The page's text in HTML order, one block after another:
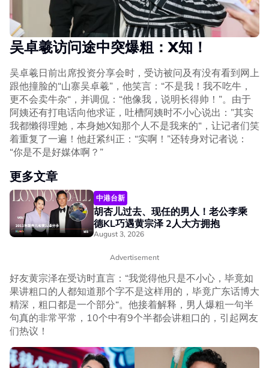
吴卓羲访问途中突爆粗：X知！
吴卓羲日前出席投资分享会时，受访被问及有没有看到网上
跟他撞脸的“山寨吴卓羲”，他笑言：“不是我！我不吃牛，
更不会卖牛杂“，并调侃：“他像我，说明长得帅！”。由于
阿姨还有打电话向他求证，吐槽阿姨时不小心说出：”其实
我都懒得理她，本身她X知那个人不是我来的“，让记者们笑
着重复了一遍！他赶紧纠正：“实啊！”还转身对记者说：
“你是不是好媒体啊？”
更多文章
中港台新
胡杏儿过去、现任的男人！老公李乘
德KL巧遇黄宗泽 2人大方拥抱
August 3, 2026
Advertisement
好友黄宗泽在受访时直言：“我觉得他只是不小心，毕竟如
果讲粗口的人都知道那个字不是这样用的，毕竟广东话博大
精深，粗口都是一个部分“。他接着解释，男人爆粗一句半
句真的非常平常，10个中有9个半都会讲粗口的，引起网友
们热议！